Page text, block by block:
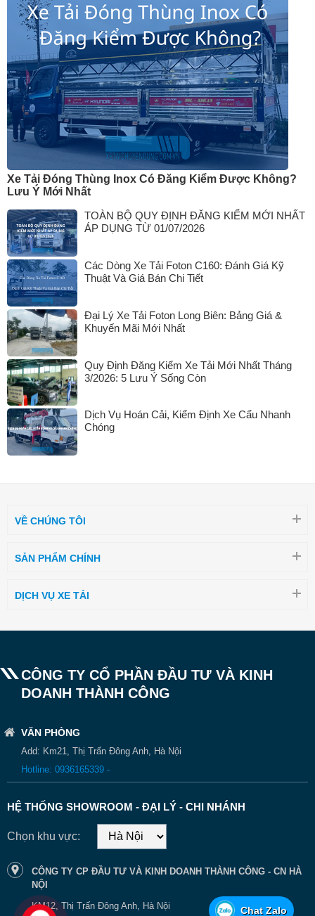
Xe Tải Đóng Thùng Inox Có Đăng Kiểm Được Không?
Lưu Ý Mới Nhất
TOÀN BỘ QUY ĐỊNH ĐĂNG KIỂM MỚI NHẤT
ÁP DỤNG TỪ 01/07/2026
Các Dòng Xe Tải Foton C160: Đánh Giá Kỹ
Thuật Và Giá Bán Chi Tiết
Đại Lý Xe Tải Foton Long Biên: Bảng Giá &
Khuyến Mãi Mới Nhất
Quy Định Đăng Kiểm Xe Tải Mới Nhất Tháng
3/2026: 5 Lưu Ý Sống Còn
Dịch Vụ Hoán Cải, Kiểm Định Xe Cẩu Nhanh
Chóng
Chat Zalo
VỀ CHÚNG TÔI
SẢN PHẨM CHÍNH
DỊCH VỤ XE TẢI
CÔNG TY CỔ PHẦN ĐẦU TƯ VÀ KINH
DOANH THÀNH CÔNG
VĂN PHÒNG
Add: Km21, Thị Trấn Đông Anh, Hà Nội
Hotline: 0936165339 -
HỆ THỐNG SHOWROOM - ĐẠI LÝ - CHI NHÁNH
Chọn khu vực:
CÔNG TY CP ĐẦU TƯ VÀ KINH DOANH THÀNH CÔNG - CN HÀ
NỘI
KM12, Thị Trấn Đông Anh, Hà Nội